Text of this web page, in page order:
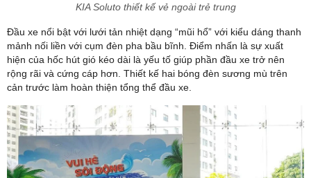
KIA Soluto thiết kế vẻ ngoài trẻ trung
Đầu xe nổi bật với lưới tản nhiệt dạng “mũi hổ” với kiểu dáng thanh
mảnh nối liền với cụm đèn pha bầu bĩnh. Điểm nhấn là sự xuất
hiện của hốc hút gió kéo dài là yếu tố giúp phần đầu xe trở nên
rộng rãi và cứng cáp hơn. Thiết kế hai bóng đèn sương mù trên
cản trước làm hoàn thiện tổng thể đầu xe.